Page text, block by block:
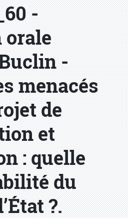
-
orale
-
menacés
de
et
: quelle
du
?.